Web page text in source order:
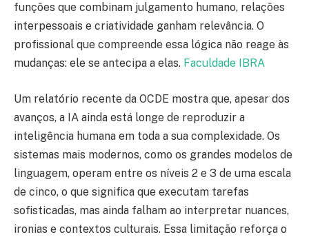
funções que combinam julgamento humano, relações
interpessoais e criatividade ganham relevância. O
profissional que compreende essa lógica não reage às
mudanças: ele se antecipa a elas. Faculdade IBRA
Um relatório recente da OCDE mostra que, apesar dos
avanços, a IA ainda está longe de reproduzir a
inteligência humana em toda a sua complexidade. Os
sistemas mais modernos, como os grandes modelos de
linguagem, operam entre os níveis 2 e 3 de uma escala
de cinco, o que significa que executam tarefas
sofisticadas, mas ainda falham ao interpretar nuances,
ironias e contextos culturais. Essa limitação reforça o